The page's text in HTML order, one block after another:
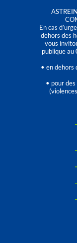
En cas
dehors des
vous
publique
• en dehors
• pour